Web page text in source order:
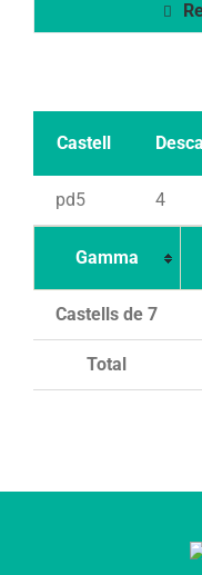
Castell
pd5 4
Gamma
Total
Castells de 7